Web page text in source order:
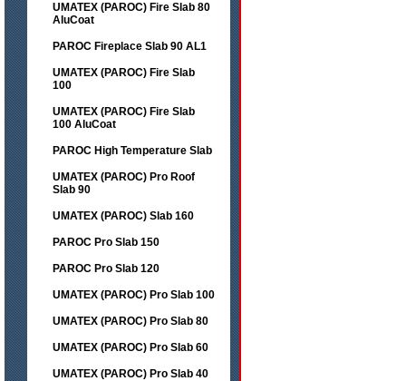
UMATEX (PAROC) Fire Slab 80
AluCoat
PAROC Fireplace Slab 90 AL1
UMATEX (PAROC) Fire Slab
100
UMATEX (PAROC) Fire Slab
100 AluCoat
PAROC High Temperature Slab
UMATEX (PAROC) Pro Roof
Slab 90
UMATEX (PAROC) Slab 160
PAROC Pro Slab 150
PAROC Pro Slab 120
UMATEX (PAROC) Pro Slab 100
UMATEX (PAROC) Pro Slab 80
UMATEX (PAROC) Pro Slab 60
UMATEX (PAROC) Pro Slab 40